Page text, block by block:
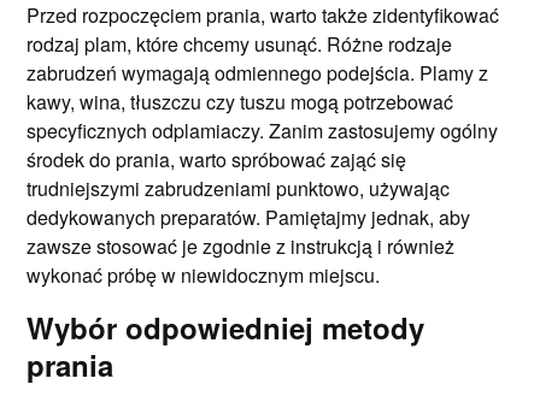
Przed rozpoczęciem prania, warto także zidentyfikować
rodzaj plam, które chcemy usunąć. Różne rodzaje
zabrudzeń wymagają odmiennego podejścia. Plamy z
kawy, wina, tłuszczu czy tuszu mogą potrzebować
specyficznych odplamiaczy. Zanim zastosujemy ogólny
środek do prania, warto spróbować zająć się
trudniejszymi zabrudzeniami punktowo, używając
dedykowanych preparatów. Pamiętajmy jednak, aby
zawsze stosować je zgodnie z instrukcją i również
wykonać próbę w niewidocznym miejscu.
Wybór odpowiedniej metody
prania